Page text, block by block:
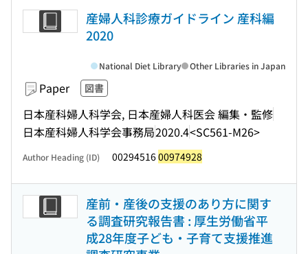
産婦人科診療ガイドライン 産科編
2020
Paper 図書
日本産科婦人科学会, 日本産婦人科医会 編集・監修
日本産科婦人科学会事務局2020.4<SC561-M26>
National Diet Library Other Libraries in Japan
Author Heading (ID) 0029451600974928
産前・産後の支援のあり方に関す
る調査研究報告書 : 厚生労働省平
成28年度子ども・子育て支援推進